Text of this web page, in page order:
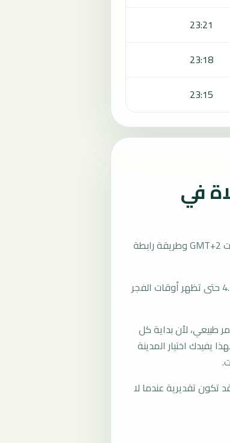
23:21
23:18
23:15
في
تُحسب مواقيت الصلاة في فوريست، بلجيكا بحسب توقيت GMT+2 وطريقة رابطة
المرجع العام للمدينة يستخدم إحداثيات 50.8168, 4.3277 حتى تظهر أوقات الفجر
طبيعي، لأن بداية كل
يفيدك اختيار المدينة
تكون تقديرية عندما لا